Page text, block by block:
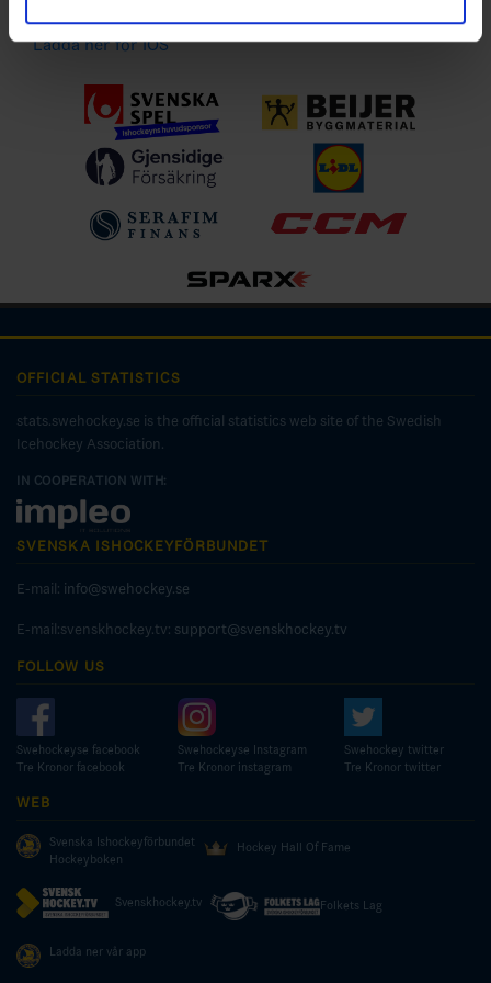
Ladda ner för IOS
OFFICIAL STATISTICS
stats.swehockey.se is the official statistics web site of the Swedish
Icehockey Association.
IN COOPERATION WITH:
SVENSKA ISHOCKEYFÖRBUNDET
E-mail: info@swehockey.se
E-mail:svenskhockey.tv: support@svenskhockey.tv
FOLLOW US
Swehockeyse facebook
Tre Kronor facebook
Swehockeyse Instagram
Tre Kronor instagram
Swehockey twitter
Tre Kronor twitter
WEB
Svenska Ishockeyförbundet
Hockeyboken
Hockey Hall Of Fame
Svenskhockey.tv Folkets Lag
Ladda ner vår app